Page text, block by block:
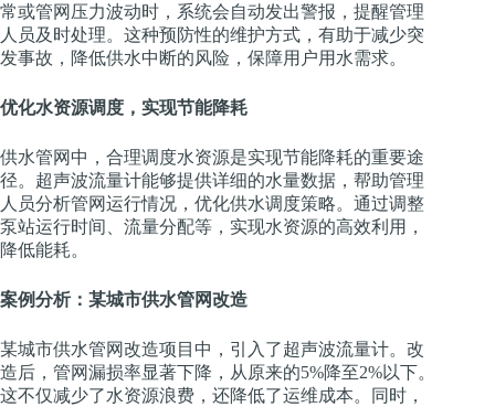
常或管网压力波动时，系统会自动发出警报，提醒管理
人员及时处理。这种预防性的维护方式，有助于减少突
发事故，降低供水中断的风险，保障用户用水需求。
优化水资源调度，实现节能降耗
供水管网中，合理调度水资源是实现节能降耗的重要途
径。超声波流量计能够提供详细的水量数据，帮助管理
人员分析管网运行情况，优化供水调度策略。通过调整
泵站运行时间、流量分配等，实现水资源的高效利用，
降低能耗。
案例分析：某城市供水管网改造
某城市供水管网改造项目中，引入了超声波流量计。改
造后，管网漏损率显著下降，从原来的5%降至2%以下。
这不仅减少了水资源浪费，还降低了运维成本。同时，